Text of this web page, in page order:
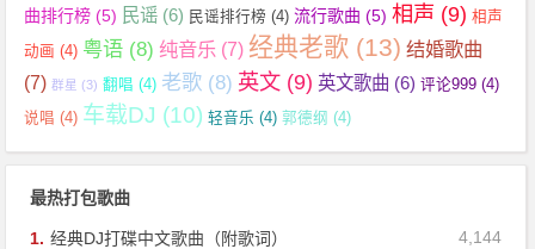
曲排行榜 (5) 民谣 (6) 民谣排行榜 (4) 流行歌曲 (5) 相声 (9) 相声
动画 (4) 粤语 (8) 纯音乐 (7) 经典老歌 (13) 结婚歌曲
(7) 群星 (3) 翻唱 (4) 老歌 (8) 英文 (9) 英文歌曲 (6) 评论999 (4)
说唱 (4) 车载DJ (10) 轻音乐 (4) 郭德纲 (4)
最热打包歌曲
4,144
1. 经典DJ打碟中文歌曲（附歌词）